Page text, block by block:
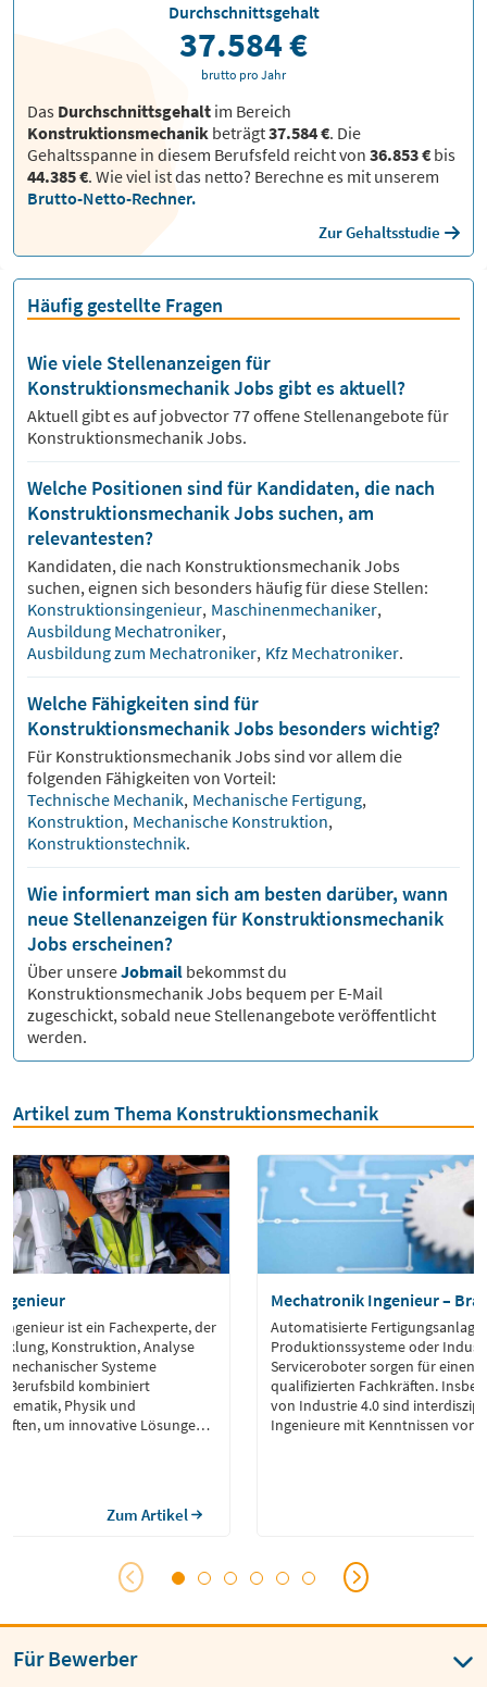
Das Durchschnittsgehalt im Bereich
Konstruktionsmechanik beträgt37.584 €. Die
Gehaltsspanne in diesem Berufsfeld reicht von 36.853 € bis
44.385 €. Wie viel ist das netto? Berechne es mit unserem
Brutto-Netto-Rechner.
Zur Gehaltsstudie
Durchschnittsgehalt
37.584 €
brutto pro Jahr
Häufig gestellte Fragen
Wie viele Stellenanzeigen für
Konstruktionsmechanik Jobs gibt es aktuell?
Aktuell gibt es auf jobvector77offene Stellenangebote für
Konstruktionsmechanik Jobs.
Welche Positionen sind für Kandidaten, die nach
Konstruktionsmechanik Jobs suchen, am
relevantesten?
Kandidaten, die nach KonstruktionsmechanikJobs
suchen, eignen sich besonders häufig für diese Stellen:
Konstruktionsingenieur, Maschinenmechaniker,
Ausbildung Mechatroniker,
Ausbildung zum Mechatroniker, Kfz Mechatroniker.
Welche Fähigkeiten sind für
Konstruktionsmechanik Jobs besonders wichtig?
Für KonstruktionsmechanikJobs sind vor allem die
folgenden Fähigkeiten von Vorteil:
Technische Mechanik, Mechanische Fertigung,
Konstruktion, Mechanische Konstruktion,
Konstruktionstechnik.
Wie informiert man sich am besten darüber, wann
neue Stellenanzeigen für Konstruktionsmechanik
Jobs erscheinen?
Über unsereJobmail bekommst du
KonstruktionsmechanikJobs bequem per E-Mail
zugeschickt, sobald neue Stellenangebote veröffentlicht
werden.
Artikel zum Thema Konstruktionsmechanik
ist ein Fachexperte, der
Konstruktion, Analyse
mechanischer Systeme
Berufsbild kombiniert
Physik und
um innovative Lösungen
Zum Artikel
Mechatronik Ingenieur –
Automatisierte
Produktionssysteme oder
Serviceroboter sorgen für einen
qualifizierten Fachkräften.
von Industrie 4.0 sind
Ingenieure mit Kenntnissen von
Für Bewerber